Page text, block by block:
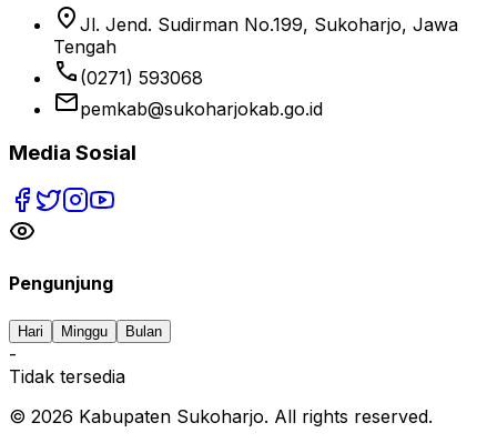
location_on Jl. Jend. Sudirman No.199, Sukoharjo, Jawa
Tengah
phone (0271) 593068
emailpemkab@sukoharjokab.go.id
Media Sosial
Pengunjung
Hari Minggu Bulan
-
Tidak tersedia
© 2026 Kabupaten Sukoharjo. All rights reserved.